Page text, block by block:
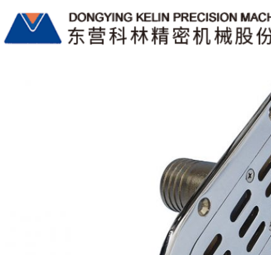
月度归档12 月 2019
China Lost-wax Investment Castings Manufacturers